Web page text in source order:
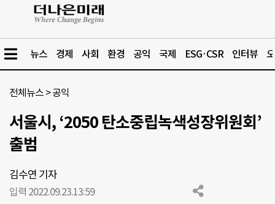
뉴스 경제 사회 환경 공익 국제 ESG·CSR 인터뷰
전체뉴스 >공익
서울시, ‘2050 탄소중립녹색성장위원회’
출범
김수연 기자
입력 2022.09.23.13:59